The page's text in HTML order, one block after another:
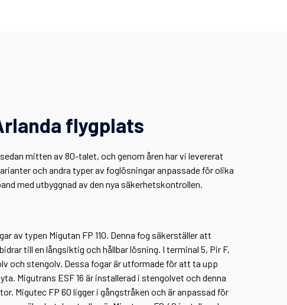
flygplats
mitten av 80-talet, och genom åren har vi levererat
och andra typer av foglösningar anpassade för olika
med utbyggnad av den nya säkerhetskontrollen.
av typen Migutan FP 110. Denna fog säkerställer att
till en långsiktig och hållbar lösning. I terminal 5, Pir F,
och stengolv. Dessa fogar är utformade för att ta upp
Migutrans ESF 16 är installerad i stengolvet och denna
Migutec FP 60 ligger i gångstråken och är anpassad för